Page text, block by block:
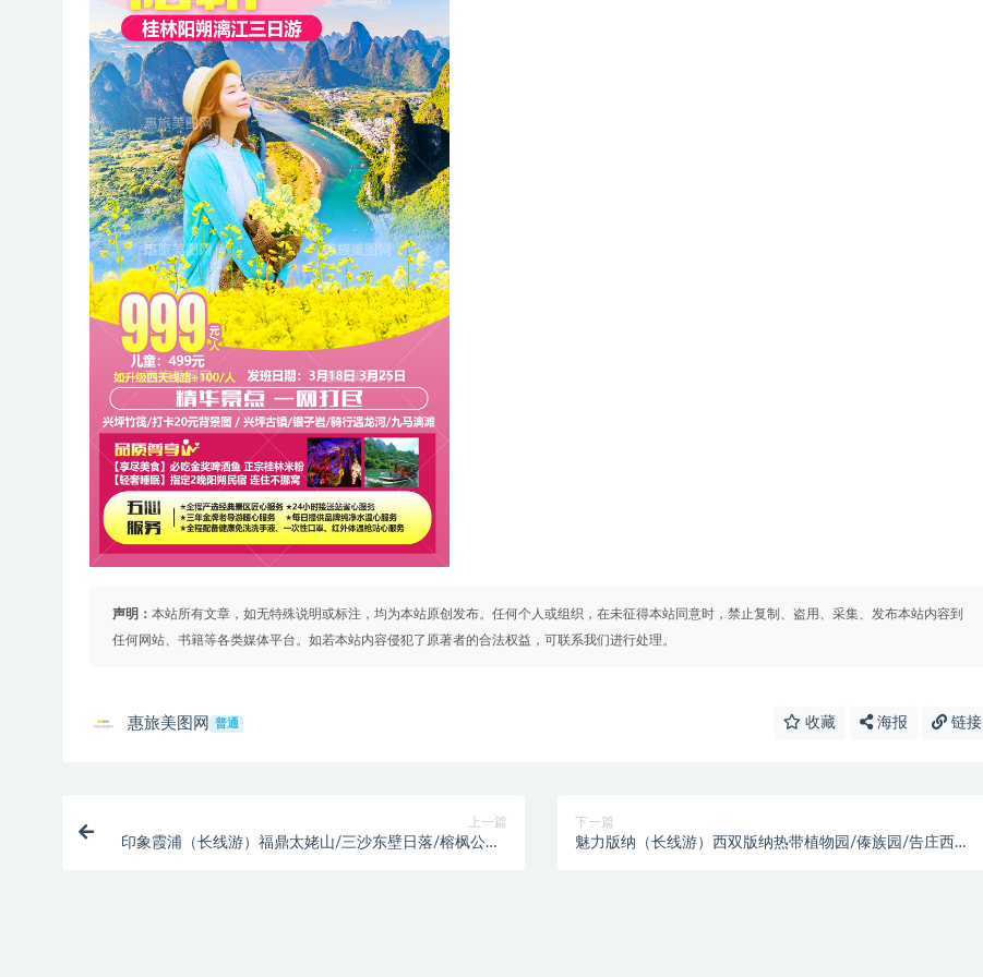
声明： 本站所有文章，如无特殊说明或标注，均为本站原创发布。任何个人或组织，在未征得本站同意时，禁止复制、盗用、采集、发布本站内容到
任何网站、书籍等各类媒体平台。如若本站内容侵犯了原著者的合法权益，可联系我们进行处理。
惠旅美图网 普通 收藏 海报 链接
上一篇
印象霞浦（长线游）福鼎太姥山/三沙东壁日落/榕枫公园/
下一篇
魅力版纳（长线游）西双版纳热带植物园/傣族园/告庄西双